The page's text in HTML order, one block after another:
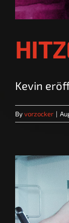
Kevin
Byvorzocker |